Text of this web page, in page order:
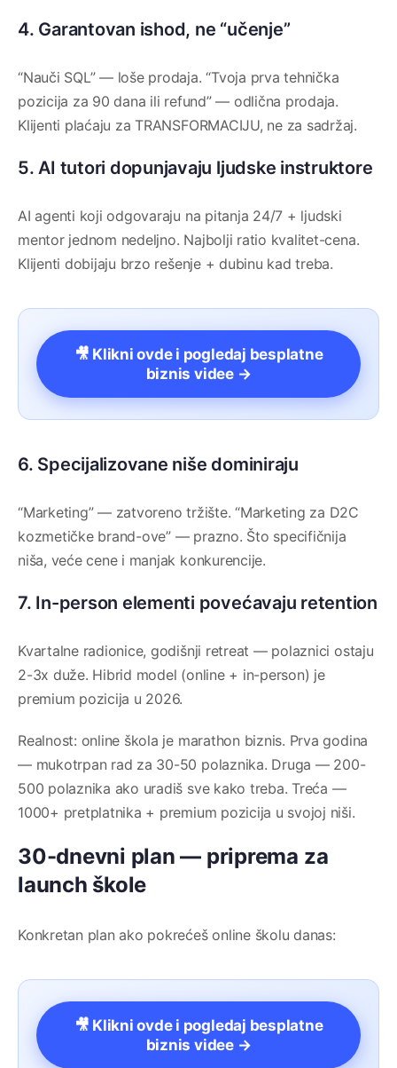
4. Garantovan ishod, ne “učenje”
“Nauči SQL” — loše prodaja. “Tvoja prva tehnička
pozicija za 90 dana ili refund” — odlična prodaja.
Klijenti plaćaju za TRANSFORMACIJU, ne za sadržaj.
5. AI tutori dopunjavaju ljudske instruktore
AI agenti koji odgovaraju na pitanja 24/7 + ljudski
mentor jednom nedeljno. Najbolji ratio kvalitet-cena.
Klijenti dobijaju brzo rešenje + dubinu kad treba.
🎥 Klikni ovde i pogledaj besplatne
biznis videe →
6. Specijalizovane niše dominiraju
“Marketing” — zatvoreno tržište. “Marketing za D2C
kozmetičke brand-ove” — prazno. Što specifičnija
niša, veće cene i manjak konkurencije.
7. In-person elementi povećavaju retention
Kvartalne radionice, godišnji retreat — polaznici ostaju
2-3x duže. Hibrid model (online + in-person) je
premium pozicija u 2026.
Realnost: online škola je marathon biznis. Prva godina
— mukotrpan rad za 30-50 polaznika. Druga — 200-
500 polaznika ako uradiš sve kako treba. Treća —
1000+ pretplatnika + premium pozicija u svojoj niši.
30-dnevni plan — priprema za
launch škole
Konkretan plan ako pokrećeš online školu danas:
🎥 Klikni ovde i pogledaj besplatne
biznis videe →